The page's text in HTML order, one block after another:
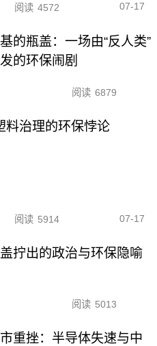
阅读 4572 07-17
的瓶盖：一场由“反人类”
的环保闹剧
阅读 6879
料治理的环保悖论
阅读 5914 07-17
拧出的政治与环保隐喻
阅读 5013
重挫：半导体失速与中